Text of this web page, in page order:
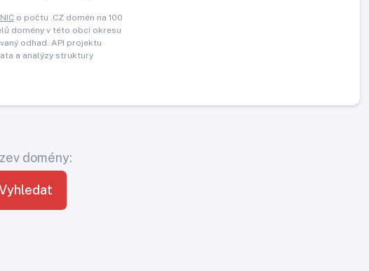
o počtu .CZ domén na 100
domény v této obci okresu
odhad. API projektu
a analýzy struktury
domény: